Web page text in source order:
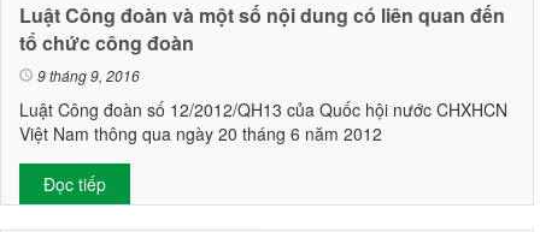
Luật Công đoàn và một số nội dung có liên quan đến
tổ chức công đoàn
9 tháng 9, 2016
Luật Công đoàn số 12/2012/QH13 của Quốc hội nước CHXHCN
Việt Nam thông qua ngày 20 tháng 6 năm 2012
Đọc tiếp